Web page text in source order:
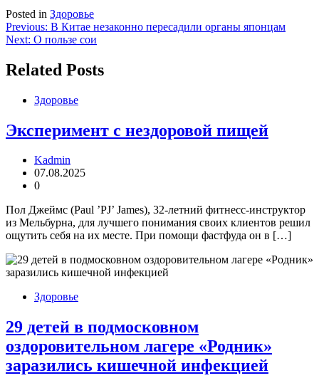
Posted in Здоровье
Навигация
по
записям
Previous: В Китае незаконно пересадили органы японцам
Next: О пользе сои
Related Posts
Здоровье
Эксперимент с нездоровой пищей
Kadmin
07.08.2025
0
Пол Джеймс (Paul ’PJ’ James), 32-летний фитнесс-инструктор
из Мельбурна, для лучшего понимания своих клиентов решил
ощутить себя на их месте. При помощи фастфуда он в […]
Здоровье
29 детей в подмосковном
оздоровительном лагере «Родник»
заразились кишечной инфекцией